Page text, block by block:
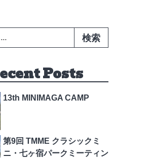
Posts
13th MINIMAGA CAMP
第9回 TMME クラシックミ
ニ・七ヶ宿パークミーティン